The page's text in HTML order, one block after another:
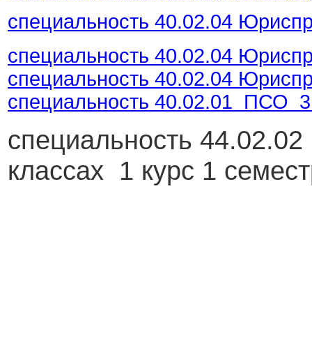
специальность 40.02.04
специальность 40.02.04
специальность 40.02.04
специальность 40.02.01 ПСО 3
специальность
классах 1 курс 1